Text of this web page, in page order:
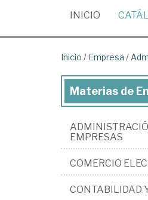
INICIO
Inicio / Empresa /
Materias de
EMPRESAS
COMERCIO
CONTABILIDAD